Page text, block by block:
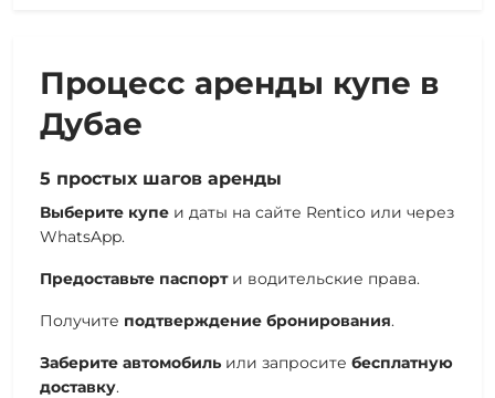
Процесс аренды купе в
Дубае
5 простых шагов аренды
Выберите купе и даты на сайте Rentico или через
WhatsApp.
Предоставьте паспорти водительские права.
Получите подтверждение бронирования.
Заберите автомобиль или запросите бесплатную
доставку.